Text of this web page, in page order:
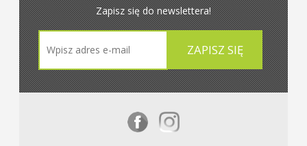
Zapisz się do newslettera!